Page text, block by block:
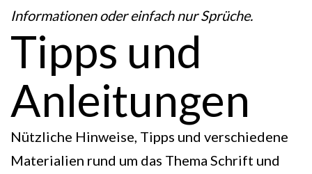
Informationen oder einfach nur Sprüche.
Tipps und
Anleitungen
Nützliche Hinweise, Tipps und verschiedene
Materialien rund um das Thema Schrift und